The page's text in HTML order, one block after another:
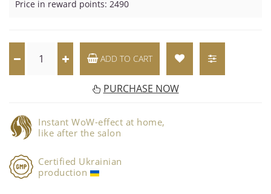
Price in reward points: 2490
ADD TO CART
PURCHASE NOW
Instant WoW-effect at home,
like after the salon
Certified Ukrainian
production